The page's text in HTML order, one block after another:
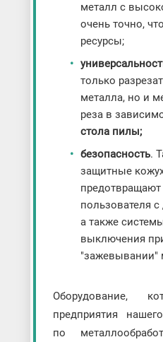
металл с
очень точно,
ресурсы;
только
металла, но и
реза в
стола пилы;
безопасность.
защитные
предотвращают
пользователя
а также
выключения
"зажевывании"
Оборудование,
предприятия
по